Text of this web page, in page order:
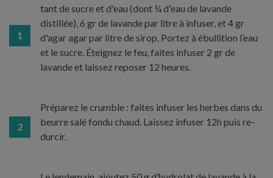
1
tant de sucre et d'eau (dont ¼ d'eau de lavande
distillée), 6 gr de lavande par litre à infuser, et 4 gr
d'agar agar par litre de sirop. Portez à ébullition l’eau
et le sucre. Éteignez le feu, faites infuser 2 gr de
lavande et laissez reposer 12 heures.
2
Préparez le crumble : faites infuser les herbes dans du
beurre salé fondu chaud. Laissez infuser 12h puis re-
durcir.